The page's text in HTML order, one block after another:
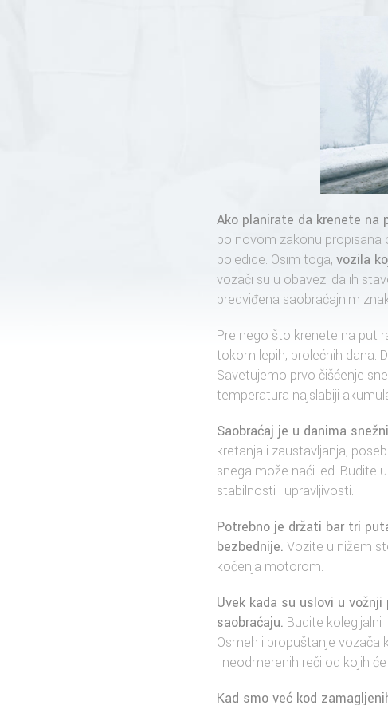
Ako planirate da krenete
po novom zakonu propisana
poledice. Osim toga, vozila
vozači su u obavezi da ih
predviđena saobraćajnim
Pre nego što krenete na put
tokom lepih, prolećnih dana. D
Savetujemo prvo čišćenje
temperatura najslabiji
Saobraćaj je u danima
kretanja i zaustavljanja,
snega može naći led. Budite
stabilnosti i upravljivosti.
Potrebno je držati bar tri
bezbednije. Vozite u nižem
kočenja motorom.
Uvek kada su uslovi u
saobraćaju. Budite
Osmeh i propuštanje vozača
i neodmerenih reči od kojih
Kad smo već kod